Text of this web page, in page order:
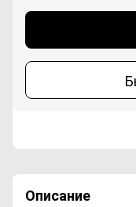
Описание